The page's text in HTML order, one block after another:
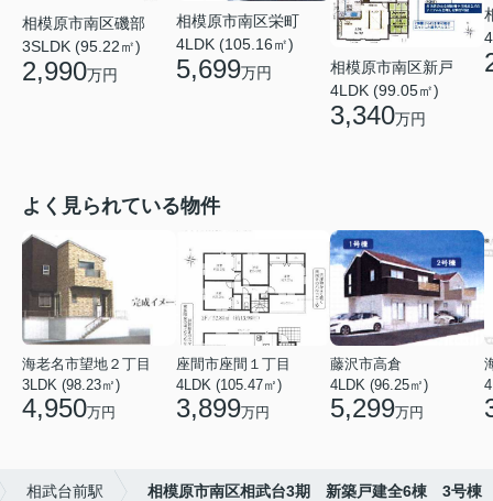
相模原市南区磯部
3SLDK (95.22㎡)
2,990万円
相模原市南区栄町
4LDK (105.16㎡)
5,699万円
相模原市南区新戸
4LDK (99.05㎡)
3,340万円
よく見られている物件
海老名市望地２丁目
3LDK (98.23㎡)
4,950万円
座間市座間１丁目
4LDK (105.47㎡)
3,899万円
藤沢市高倉
4LDK (96.25㎡)
5,299万円
相武台前駅 相模原市南区相武台3期 新築戸建全6棟 3号棟